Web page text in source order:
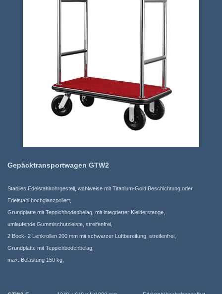
Gepäcktransportwagen GTW2
Stabiles Edelstahlrohrgestell, wahlweise mit Titanium-Gold Beschichtung oder
Edelstahl hochglanzpoliert,
Grundplatte mit Teppichbodenbelag, mit integrierter Kleiderstange,
umlaufende Gummischutzleiste, streifenfrei,
2 Bock- 2 Lenkrollen 200 mm mit schwarzer Luftbereifung, streifenfrei,
Grundplatte mit Teppichbodenbelag,
max. Belastung 150 kg,